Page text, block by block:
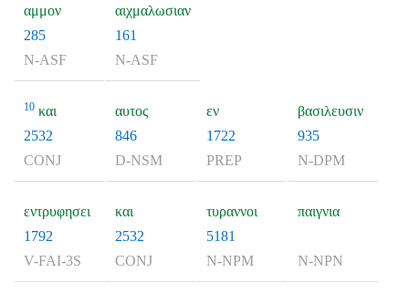
αμμον
285
N-ASF
αιχμαλωσιαν
161
N-ASF
10 και
2532
CONJ
αυτος
846
D-NSM
εν
1722
PREP
βασιλευσιν
935
N-DPM
εντρυφησει
1792
V-FAI-3S
και
2532
CONJ
τυραννοι
5181
N-NPM
παιγνια
N-NPN